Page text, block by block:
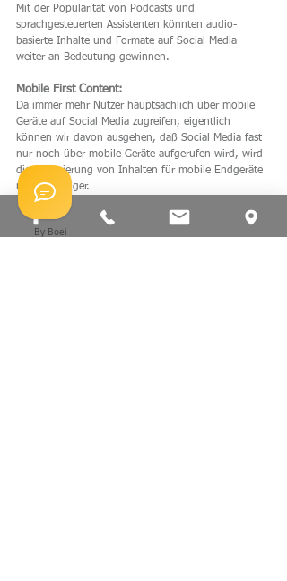
Mit der Popularität von Podcasts und
sprachgesteuerten Assistenten könnten audio-
basierte Inhalte und Formate auf Social Media
weiter an Bedeutung gewinnen.
Mobile First Content:
Da immer mehr Nutzer hauptsächlich über mobile
Geräte auf Social Media zugreifen, eigentlich
können wir davon ausgehen, daß Social Media fast
nur noch über mobile Geräte aufgerufen wird, wird
die Optimierung von Inhalten für mobile Endgeräte
noch wichtiger.
By Boei